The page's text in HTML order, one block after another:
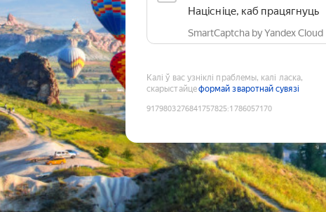
Націсніце, каб працягнуць
SmartCaptcha by Yandex Cloud
Калі ў вас узніклі праблемы, калі ласка,
скарыстайцеформай зваротнай сувязі
9179803276841757825:1786057170